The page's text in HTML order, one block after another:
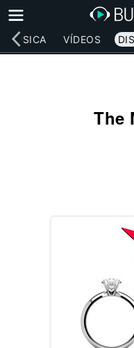
MÚSICA VÍDEOS
The